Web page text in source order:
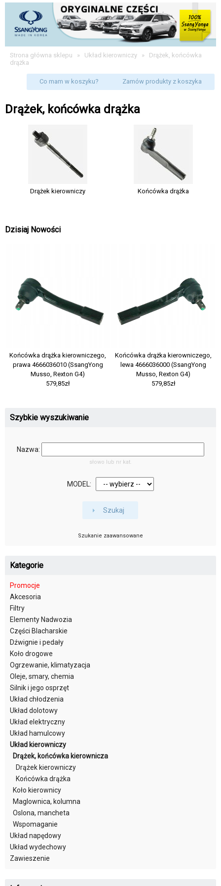
Strona główna sklepu » Układ kierowniczy » Drążek, końcówka
drążka
Co mam w koszyku? Zamów produkty z koszyka
Drążek, końcówka drążka
Drążek kierowniczy Końcówka drążka
Dzisiaj Nowości
Końcówka drążka kierowniczego,
prawa 4666036010 (SsangYong
Musso, Rexton G4)
579,85zł
Końcówka drążka kierowniczego,
lewa 4666036000 (SsangYong
Musso, Rexton G4)
579,85zł
Szybkie wyszukiwanie
Nazwa:
słowo lub nr kat.
MODEL:
Szukaj
Szukanie zaawansowane
Kategorie
Promocje
Akcesoria
Filtry
Elementy Nadwozia
Części Blacharskie
Dźwignie i pedały
Koło drogowe
Ogrzewanie, klimatyzacja
Oleje, smary, chemia
Silnik i jego osprzęt
Układ chłodzenia
Układ dolotowy
Układ elektryczny
Układ hamulcowy
Układ kierowniczy
Drążek, końcówka kierownicza
Drążek kierowniczy
Końcówka drążka
Koło kierownicy
Maglownica, kolumna
Oslona, mancheta
Wspomaganie
Układ napędowy
Układ wydechowy
Zawieszenie